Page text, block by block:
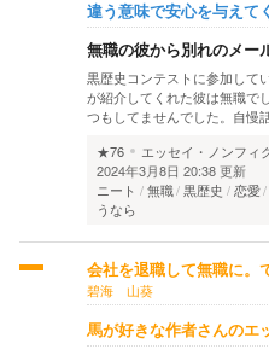
違う意味で安心を与えて
無職の彼から別れのメー
黒歴史コンテストに参加して
が紹介してくれた彼は無職で
つもしてませんでした。自慢
★76
エッセイ・ノンフィ
2024年3月8日 20:38 更新
ニート
無職 黒歴史 恋愛
うなら
会社を退職して無職に。
碧海 山葵
馬が好きな作者さんのエ